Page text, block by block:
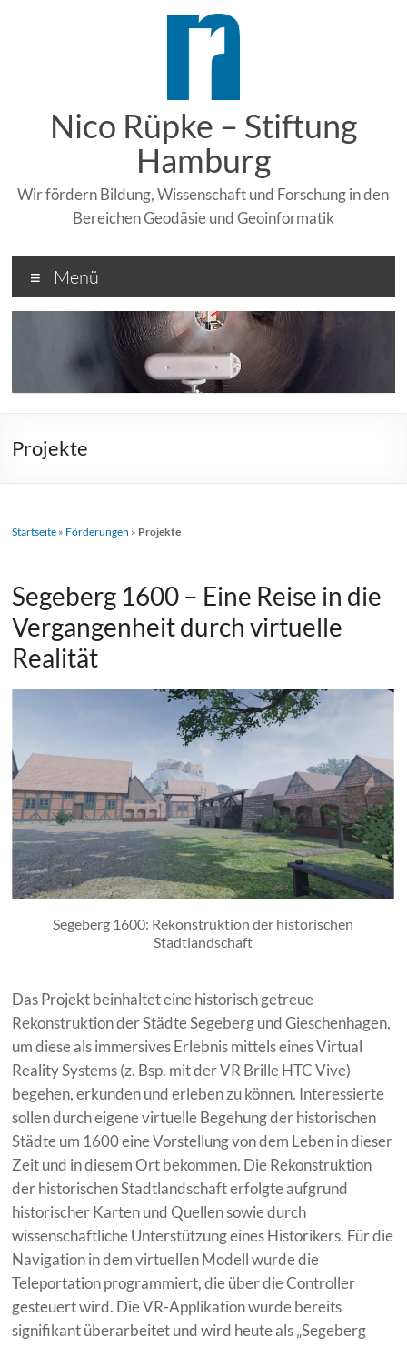
Nico Rüpke – Stiftung
Hamburg
Wir fördern Bildung, Wissenschaft und Forschung in den
Bereichen Geodäsie und Geoinformatik
Menü
Projekte
Startseite » Förderungen » Projekte
Segeberg 1600 – Eine Reise in die
Vergangenheit durch virtuelle
Realität
Segeberg 1600: Rekonstruktion der historischen
Stadtlandschaft
Das Projekt beinhaltet eine historisch getreue
Rekonstruktion der Städte Segeberg und Gieschenhagen,
um diese als immersives Erlebnis mittels eines Virtual
Reality Systems (z. Bsp. mit der VR Brille HTC Vive)
begehen, erkunden und erleben zu können. Interessierte
sollen durch eigene virtuelle Begehung der historischen
Städte um 1600 eine Vorstellung von dem Leben in dieser
Zeit und in diesem Ort bekommen. Die Rekonstruktion
der historischen Stadtlandschaft erfolgte aufgrund
historischer Karten und Quellen sowie durch
wissenschaftliche Unterstützung eines Historikers. Für die
Navigation in dem virtuellen Modell wurde die
Teleportation programmiert, die über die Controller
gesteuert wird. Die VR-Applikation wurde bereits
signifikant überarbeitet und wird heute als „Segeberg